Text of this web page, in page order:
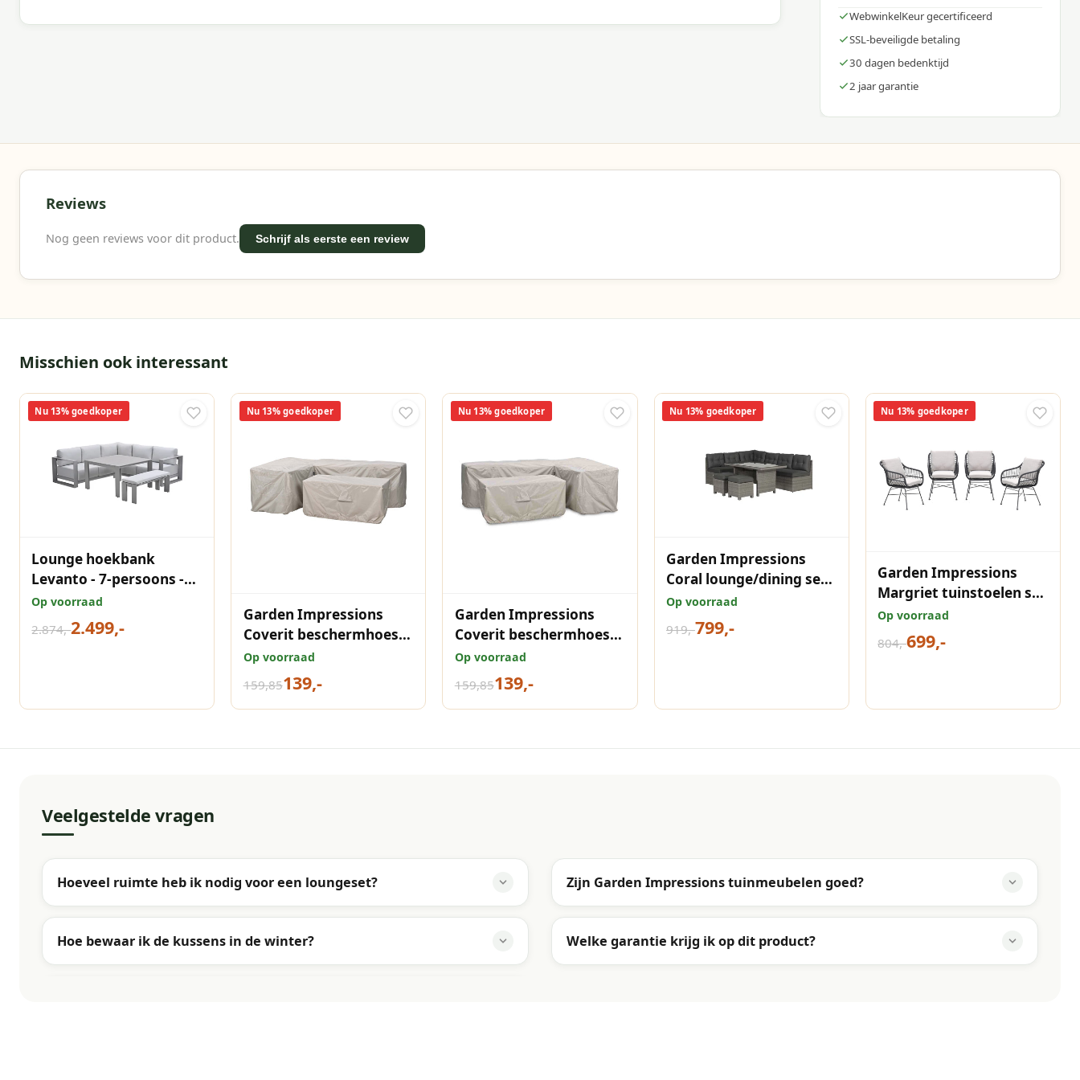
WebwinkelKeur gecertificeerd
SSL-beveiligde betaling
30 dagen bedenktijd
2 jaar garantie
Reviews
Nog geen reviews voor dit product. Schrijf als eerste een review
Misschien ook interessant
Nu 13% goedkoper
Lounge hoekbank
Levanto - 7-persoons -
taupe - hoge tafel - 3
delen - Garden
Impressions
Op voorraad
2.874,-2.499,-
Nu 13% goedkoper
Garden Impressions
Coverit beschermhoes
loungebank L/D links
210x270 cm taupe
Op voorraad
159,85139,-
Nu 13% goedkoper
Garden Impressions
Coverit beschermhoes
loungebank L/D rechts
270x210 cm taupe
Op voorraad
159,85139,-
Nu 13% goedkoper
Garden Impressions
Coral lounge/dining set
5-delig - organic grey
Op voorraad
919,-799,-
Nu 13% goedkoper
Garden Impressions
Margriet tuinstoelen set
van 4 zwart
Op voorraad
804,-699,-
Veelgestelde vragen
Hoeveel ruimte heb ik nodig voor een loungeset?
Hoe bewaar ik de kussens in de winter?
Zijn Garden Impressions tuinmeubelen goed?
Welke garantie krijg ik op dit product?